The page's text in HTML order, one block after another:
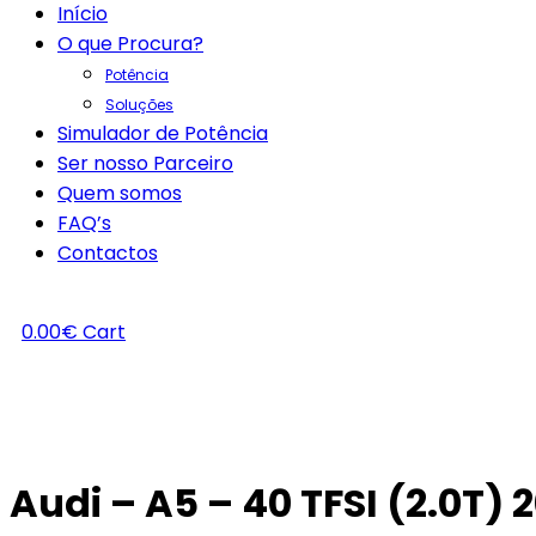
Início
O que Procura?
Potência
Soluções
Simulador de Potência
Ser nosso Parceiro
Quem somos
FAQ’s
Contactos
0.00€ Cart
Audi – A5 – 40 TFSI (2.0T)